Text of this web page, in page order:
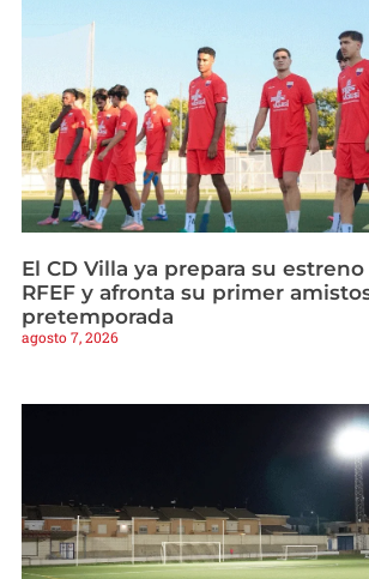
El CD Villa ya prepara su estreno
RFEF y afronta su primer
pretemporada
agosto 7, 2026